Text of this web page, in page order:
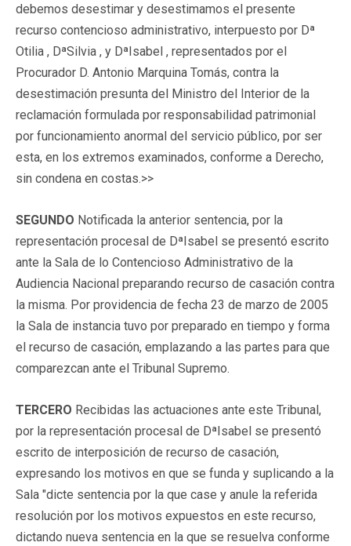
debemos desestimar y desestimamos el presente
recurso contencioso administrativo, interpuesto por Dª
Otilia , DªSilvia , y DªIsabel , representados por el
Procurador D. Antonio Marquina Tomás, contra la
desestimación presunta del Ministro del Interior de la
reclamación formulada por responsabilidad patrimonial
por funcionamiento anormal del servicio público, por ser
esta, en los extremos examinados, conforme a Derecho,
sin condena en costas.>>
SEGUNDO Notificada la anterior sentencia, por la
representación procesal de DªIsabel se presentó escrito
ante la Sala de lo Contencioso Administrativo de la
Audiencia Nacional preparando recurso de casación contra
la misma. Por providencia de fecha 23 de marzo de 2005
la Sala de instancia tuvo por preparado en tiempo y forma
el recurso de casación, emplazando a las partes para que
comparezcan ante el Tribunal Supremo.
TERCERO Recibidas las actuaciones ante este Tribunal,
por la representación procesal de DªIsabel se presentó
escrito de interposición de recurso de casación,
expresando los motivos en que se funda y suplicando a la
Sala "dicte sentencia por la que case y anule la referida
resolución por los motivos expuestos en este recurso,
dictando nueva sentencia en la que se resuelva conforme